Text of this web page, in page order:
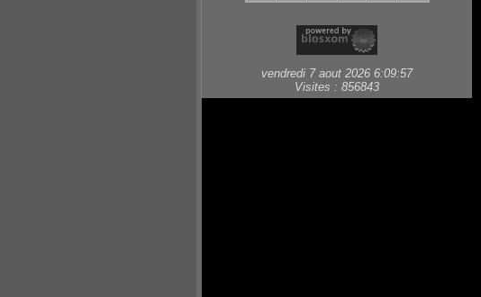
vendredi 7 aout 2026 6:09:57
Visites : 856843